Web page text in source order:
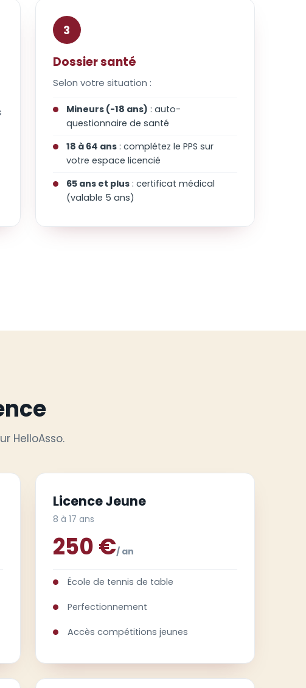
3
Dossier santé
Selon votre situation :
Mineurs (-18 ans) : auto-
questionnaire de santé
18 à 64 ans: complétez le PPS sur
votre espace licencié
65 ans et plus: certificat médical
(valable 5 ans)
HelloAsso.
Licence Jeune
8 à 17 ans
250 €/ an
École de tennis de table
Perfectionnement
Accès compétitions jeunes